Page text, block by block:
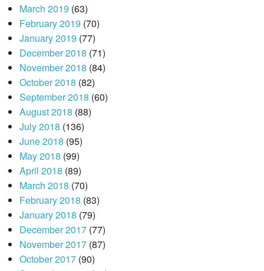
March 2019 (63)
February 2019 (70)
January 2019 (77)
December 2018 (71)
November 2018 (84)
October 2018 (82)
September 2018 (60)
August 2018 (88)
July 2018 (136)
June 2018 (95)
May 2018 (99)
April 2018 (89)
March 2018 (70)
February 2018 (83)
January 2018 (79)
December 2017(77)
November 2017(87)
October 2017(90)